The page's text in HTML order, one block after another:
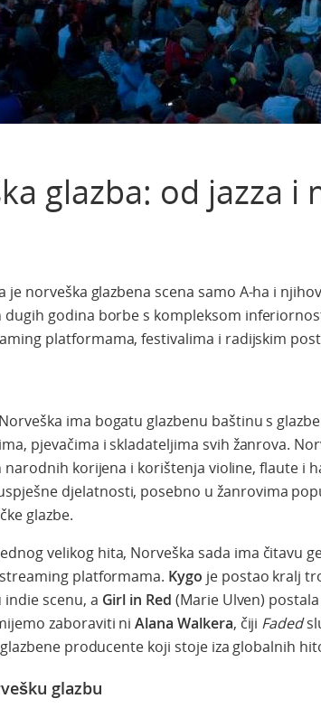
glazba: od jazza
je norveška glazbena scena samo A-ha i
dugih godina borbe s kompleksom
platformama, festivalima i radijskim
ima bogatu glazbenu baštinu s
pjevačima i skladateljima svih žanrova.
narodnih korijena i korištenja violine, flaute i
djelatnosti, posebno u žanrovima
glazbe.
velikog hita, Norveška sada ima čitavu
platformama. Kygo je postao kralj
indie scenu, a Girl in Red (Marie Ulven) postala
zaboraviti niAlana Walkera, čiji Faded
producente koji stoje iza globalnih
glazbu